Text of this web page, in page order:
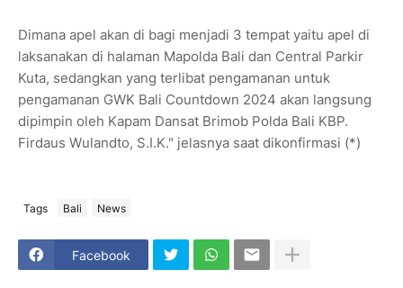
Dimana apel akan di bagi menjadi 3 tempat yaitu apel di
laksanakan di halaman Mapolda Bali dan Central Parkir
Kuta, sedangkan yang terlibat pengamanan untuk
pengamanan GWK Bali Countdown 2024 akan langsung
dipimpin oleh Kapam Dansat Brimob Polda Bali KBP.
Firdaus Wulandto, S.I.K." jelasnya saat dikonfirmasi (*)
Tags Bali News
Facebook